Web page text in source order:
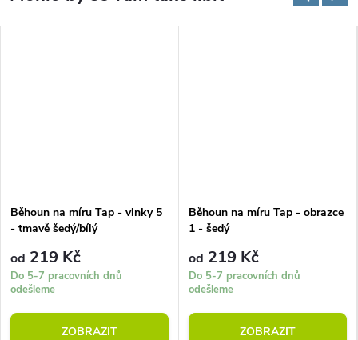
Běhoun na míru Tap - vlnky 5
- tmavě šedý/bílý
od 219 Kč
Do 5-7 pracovních dnů
odešleme
ZOBRAZIT
Běhoun na míru Tap - obrazce
1 - šedý
od 219 Kč
Do 5-7 pracovních dnů
odešleme
ZOBRAZIT